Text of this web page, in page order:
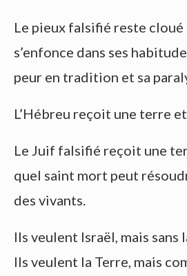
Le pieux falsifié reste cloué
s’enfonce dans ses
peur en tradition et sa
L’Hébreu reçoit une terre
Le Juif falsifié reçoit une
quel saint mort peut
des vivants.
Ils veulent Israël, mais sans
Ils veulent la Terre, mais